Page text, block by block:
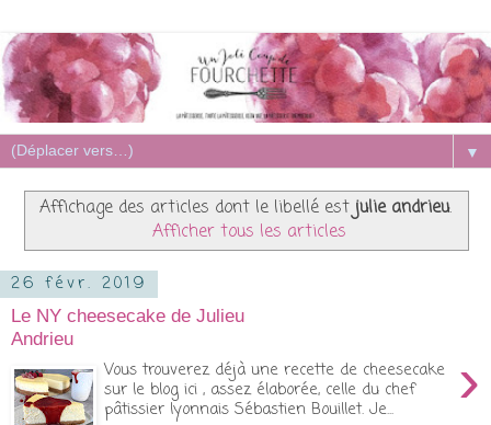
▼
Affichage des articles dont le libellé est julie andrieu.
Afficher tous les articles
26 févr. 2019
Le NY cheesecake de Julieu
Andrieu
›
Vous trouverez déjà une recette de cheesecake
sur le blog ici , assez élaborée, celle du chef
pâtissier lyonnais Sébastien Bouillet. Je...